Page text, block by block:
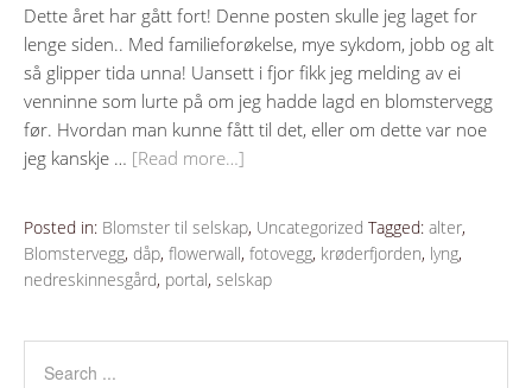
Dette året har gått fort! Denne posten skulle jeg laget for
lenge siden.. Med familieforøkelse, mye sykdom, jobb og alt
så glipper tida unna! Uansett i fjor fikk jeg melding av ei
venninne som lurte på om jeg hadde lagd en blomstervegg
før. Hvordan man kunne fått til det, eller om dette var noe
jeg kanskje … [Read more…]
Posted in: Blomster til selskap, Uncategorized Tagged: alter,
Blomstervegg, dåp, flowerwall, fotovegg, krøderfjorden, lyng,
nedreskinnesgård, portal, selskap